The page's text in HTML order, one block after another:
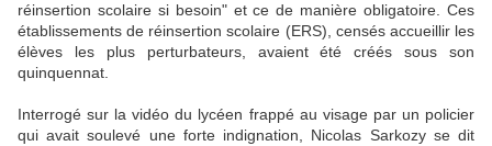
réinsertion scolaire si besoin" et ce de manière obligatoire. Ces
établissements de réinsertion scolaire (ERS), censés accueillir les
élèves les plus perturbateurs, avaient été créés sous son
quinquennat.
Interrogé sur la vidéo du lycéen frappé au visage par un policier
qui avait soulevé une forte indignation, Nicolas Sarkozy se dit